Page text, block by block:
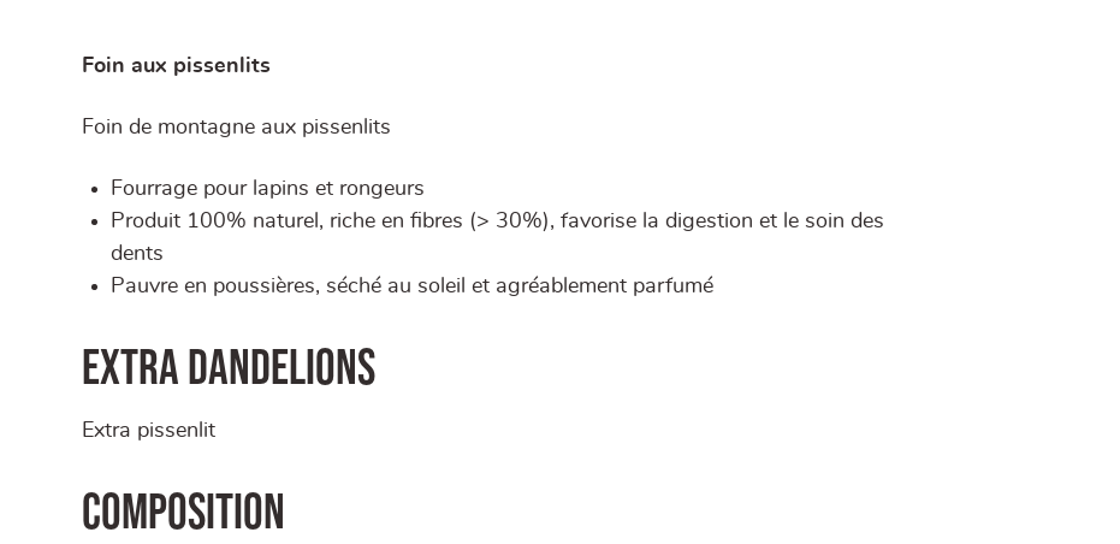
Foin aux pissenlits
Foin de montagne aux pissenlits
Fourrage pour lapins et rongeurs
Produit 100% naturel, riche en fibres (> 30%), favorise la digestion et le soin des
dents
Pauvre en poussières, séché au soleil et agréablement parfumé
EXTRA DANDELIONS
Extra pissenlit
COMPOSITION